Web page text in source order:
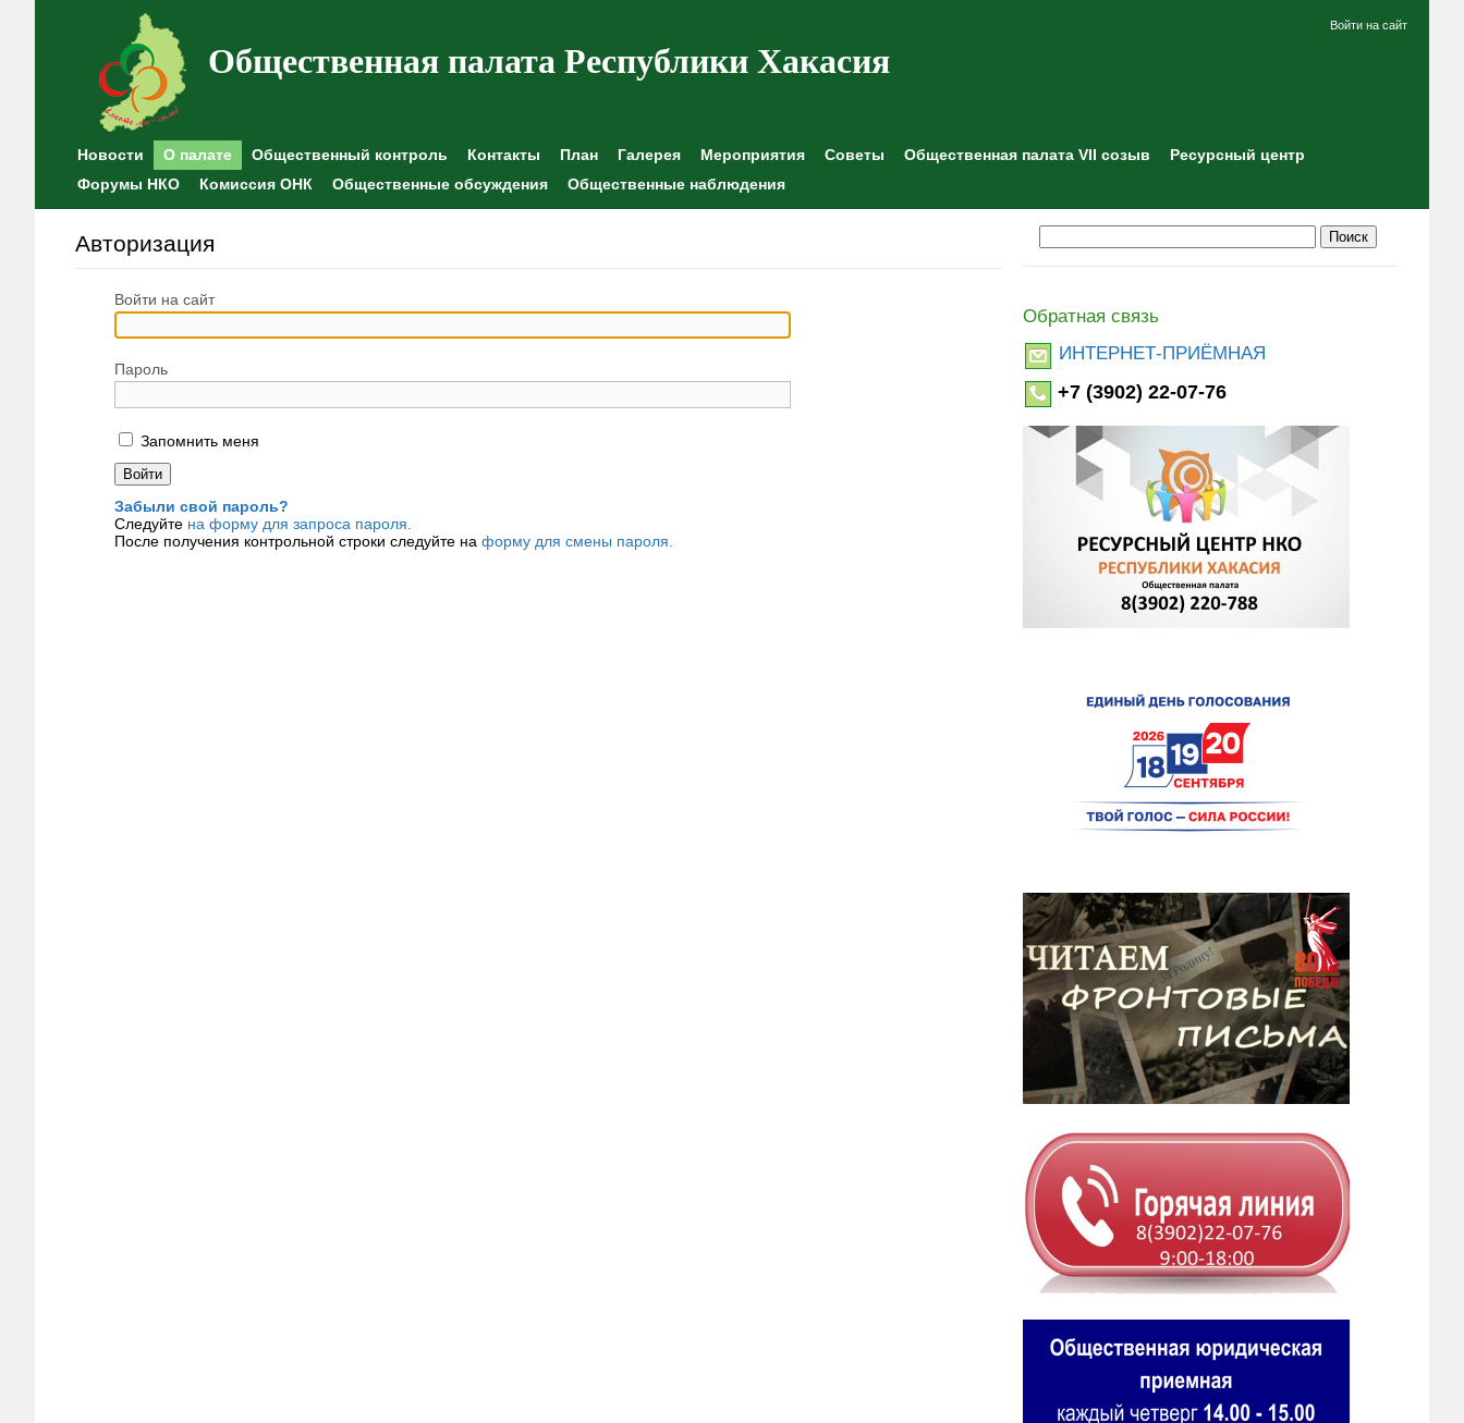
Общественная палата Республики Хакасия
Войти на сайт
Новости О палате Общественный контроль Контакты План Галерея Мероприятия Советы Общественная палата VII созыв
Ресурсный центр
Форумы НКО
Комиссия ОНК Общественные обсуждения Общественные наблюдения
Авторизация
Войти на сайт
Пароль
Запомнить меня
Забыли свой пароль?
Следуйте на форму для запроса пароля.
После получения контрольной строки следуйте на форму для смены пароля.
Обратная связь
ИНТЕРНЕТ-ПРИЁМНАЯ
+7 (3902) 22-07-76